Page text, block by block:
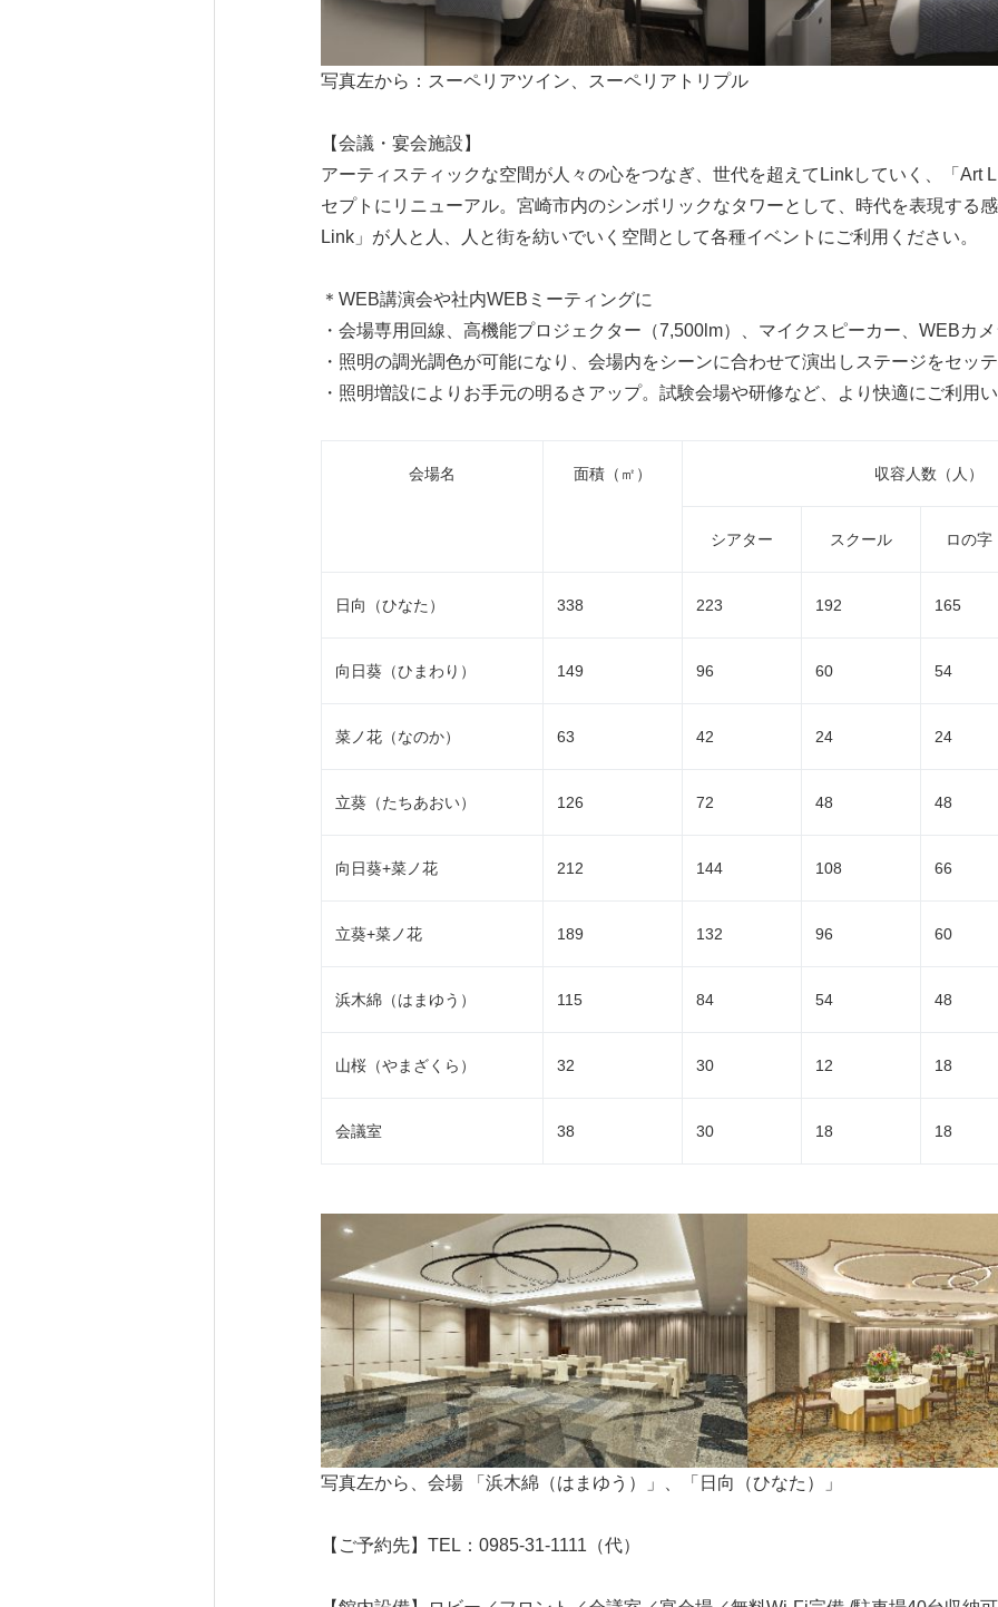
写真左から：スーペリアツイン、スーペリアトリプル
【会議・宴会施設】
アーティスティックな空間が人々の心をつなぎ、世代を超えてLinkしていく、「Art
セプトにリニューアル。宮崎市内のシンボリックなタワーとして、時代を表現する
Link」が人と人、人と街を紡いでいく空間として各種イベントにご利用ください。
＊WEB講演会や社内WEBミーティングに
・会場専用回線、高機能プロジェクター（7,500lm）、マイクスピーカー、WEBカ
・照明の調光調色が可能になり、会場内をシーンに合わせて演出しステージをセッ
・照明増設によりお手元の明るさアップ。試験会場や研修など、より快適にご利用
会場名 面積（㎡） 収容人数（人）
シアター スクール ロの字
日向（ひなた） 338 223 192 165
向日葵（ひまわり） 149 96 60 54
菜ノ花（なのか） 63 42 24 24
立葵（たちあおい） 126 72 48 48
向日葵+菜ノ花 212 144 108 66
立葵+菜ノ花 189 132 96 60
浜木綿（はまゆう） 115 84 54 48
山桜（やまざくら） 32 30 12 18
会議室 38 30 18 18
写真左から、会場 「浜木綿（はまゆう）」、「日向（ひなた）」
【ご予約先】TEL：0985-31-1111（代）